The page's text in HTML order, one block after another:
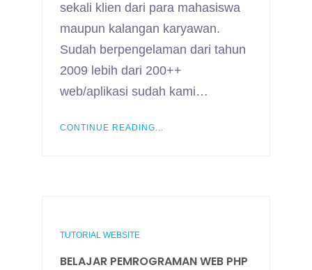
sekali klien dari para mahasiswa
maupun kalangan karyawan.
Sudah berpengelaman dari tahun
2009 lebih dari 200++
web/aplikasi sudah kami…
CONTINUE READING...
TUTORIAL WEBSITE
BELAJAR PEMROGRAMAN WEB PHP